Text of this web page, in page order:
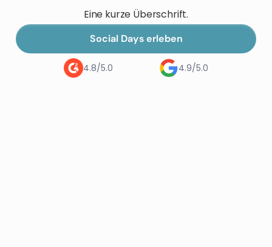
Eine kurze Überschrift.
Social Days erleben
4.8/5.0 4.9/5.0